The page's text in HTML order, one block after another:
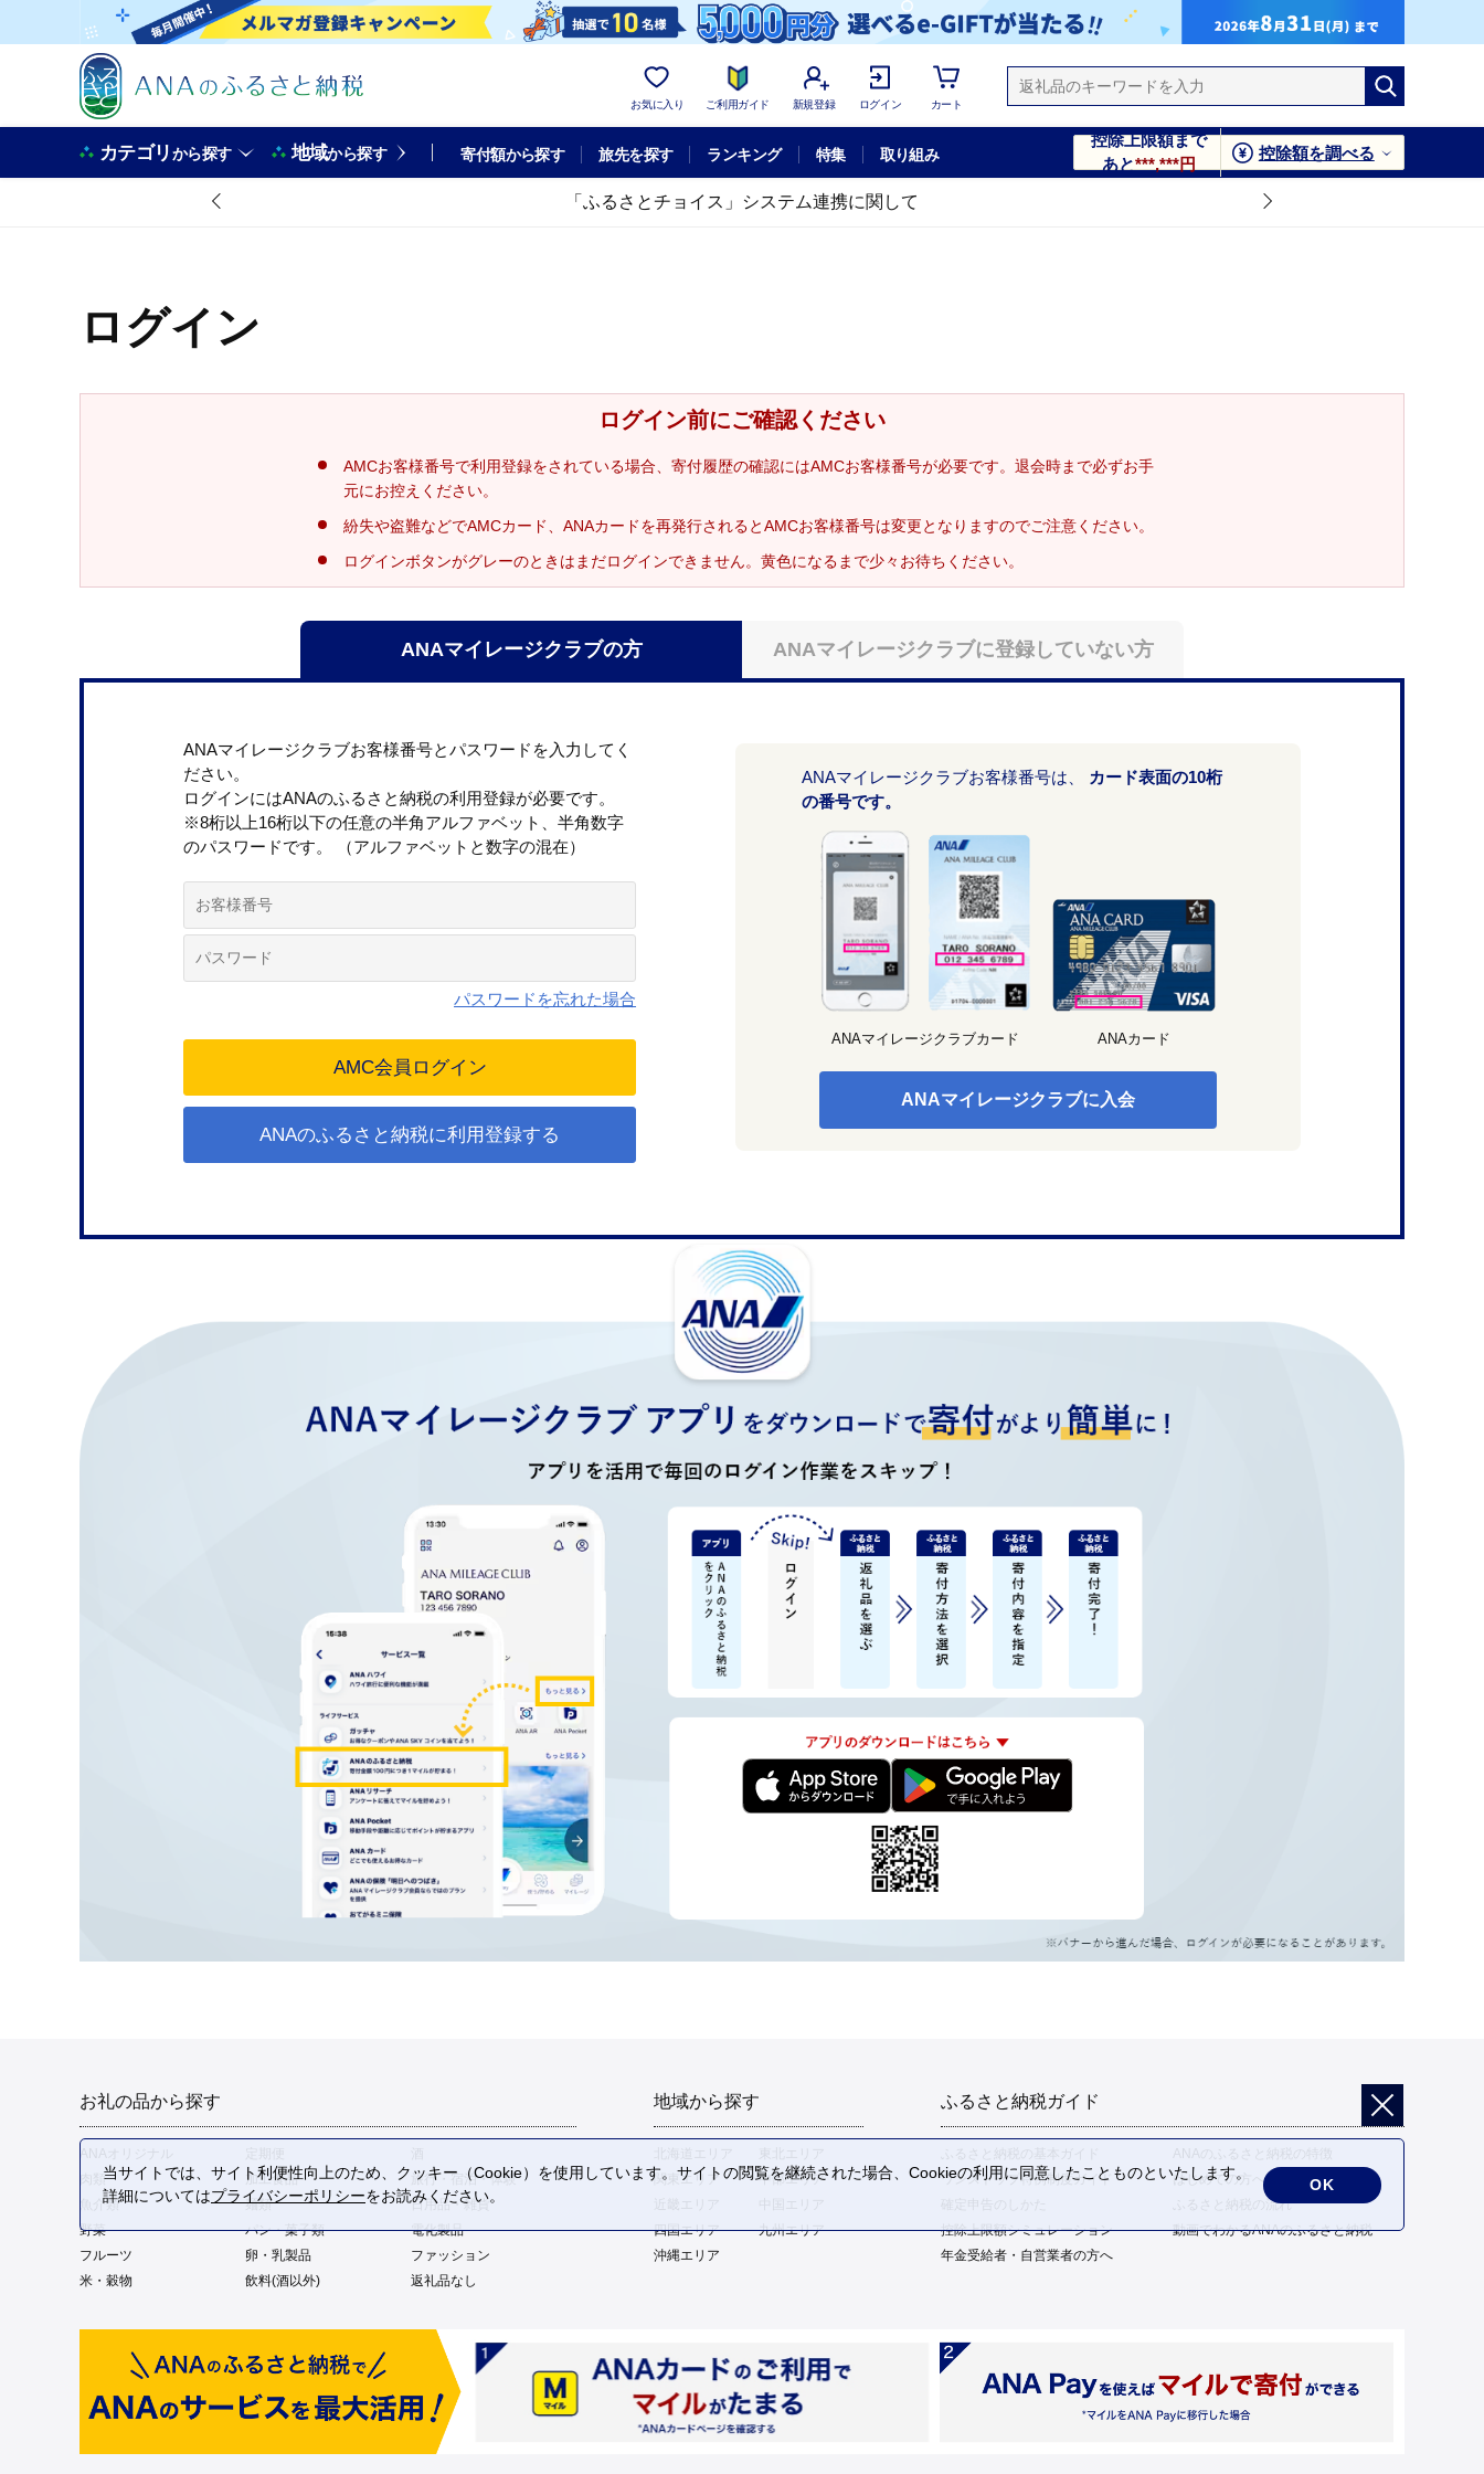
お気に入り ご利用ガイド 新規登録 ログイン カート
カテゴリから探す 地域から探す 寄付額から探す 旅先を探す ランキング 特集 取り組み
控除上限額まで
あと***,***円
控除額を調べる
「ふるさとチョイス」システム連携に関して
ログイン
ログイン前にご確認ください
AMCお客様番号で利用登録をされている場合、寄付履歴の確認にはAMCお客様番号が必要です。退会時まで必ずお手
元にお控えください。
紛失や盗難などでAMCカード、ANAカードを再発行されるとAMCお客様番号は変更となりますのでご注意ください。
ログインボタンがグレーのときはまだログインできません。黄色になるまで少々お待ちください。
ANAマイレージクラブの方 ANAマイレージクラブに登録していない方
ANAマイレージクラブお客様番号とパスワードを入力してく
ださい。
ログインにはANAのふるさと納税の利用登録が必要です。
※8桁以上16桁以下の任意の半角アルファベット、半角数字
のパスワードです。 （アルファベットと数字の混在）
パスワードを忘れた場合
ANAのふるさと納税に利用登録する
ANAマイレージクラブお客様番号は、
カード表面の10桁
の番号です。
ANAマイレージクラブカード ANAカード
ANAマイレージクラブに入会
お礼の品から探す
肉類
加工食品
旅行・宿泊・体験
魚介類
麺類
日用品・雑貨
野菜
パン・菓子類
電化製品
フルーツ
卵・乳製品
ファッション
米・穀物
飲料(酒以外) 返礼品なし
地域から探す
関東エリア
中部エリア
四国エリア
九州エリア
沖縄エリア
ふるさと納税ガイド
ふるさと納税の基本ガイド
ANAのふるさと納税の特徴
ワンストップ特例制度ガイド
はじめての方へ
ふるさと納税の流れ
控除上限額シミュレーション
動画でわかるANAのふるさと納税
年金受給者・自営業者の方へ
当サイトでは、サイト利便性向上のため、クッキー（Cookie）を使用しています。サイトの閲覧を継続された場合、Cookieの利用に同意したことものといたします。
詳細についてはプライバシーポリシーをお読みください。
OK